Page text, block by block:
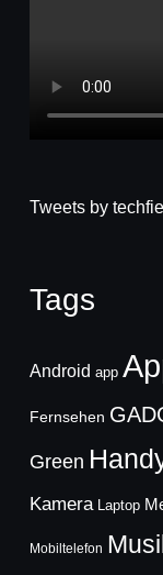
Tweets by
Tags
Android app
Fernsehen
Green
Kamera Laptop
Mobiltelefon